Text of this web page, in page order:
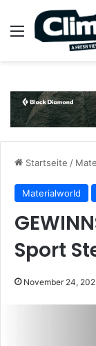
Menü
Startseite /
Materialworld
Sport
November 24,